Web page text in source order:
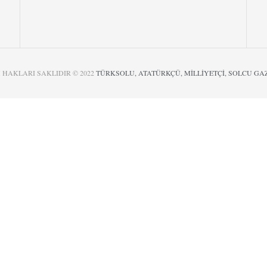
HAKLARI SAKLIDIR © 2022 TÜRKSOLU, ATATÜRKÇÜ, MİLLİYETÇİ, SOLCU